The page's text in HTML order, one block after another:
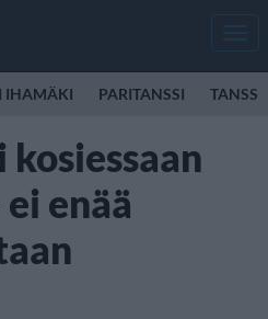
IHAMÄKI PARITANSSI TANSSI
enää